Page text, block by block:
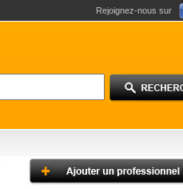
Rejoignez-nous sur